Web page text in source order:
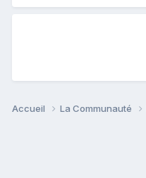
Accueil La Communauté